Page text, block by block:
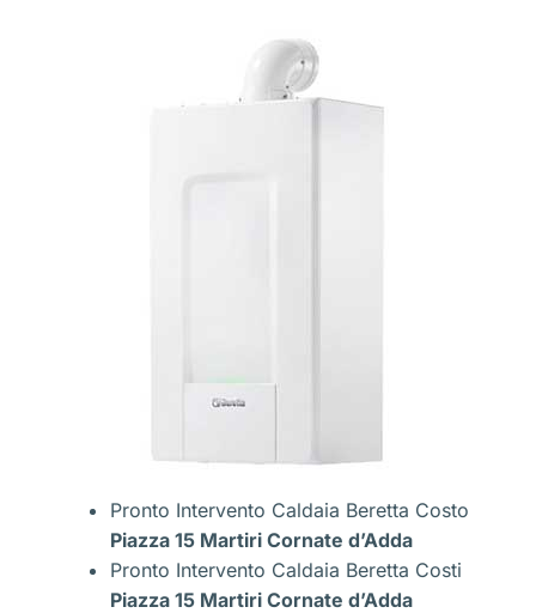
Pronto Intervento Caldaia Beretta Costo
Piazza 15 Martiri Cornate d’Adda
Pronto Intervento Caldaia Beretta Costi
Piazza 15 Martiri Cornate d’Adda